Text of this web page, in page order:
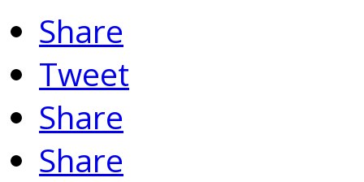
Share
Tweet
Share
Share